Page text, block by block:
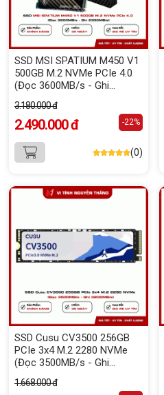
SSD MSI SPATIUM M450 V1
500GB M.2 NVMe PCIe 4.0
(Đọc 3600MB/s - Ghi
3.180.000 đ
2.490.000 đ -22%
(0)
SSD Cusu CV3500 256GB
PCIe 3x4 M.2 2280 NVMe
(Đọc 3500MB/s - Ghi
1.668.000 đ